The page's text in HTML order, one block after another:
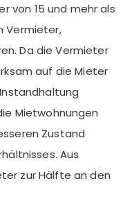
von 15 und mehr als
Vermieter,
Da die Vermieter
auf die Mieter
Mietwohnungen
Zustand
Aus
zur Hälfte an den